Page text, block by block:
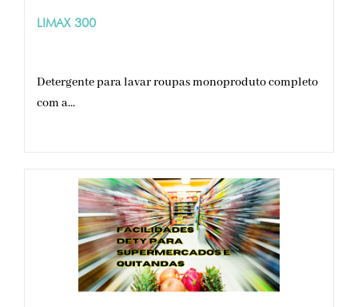
LIMAX 300
Detergente para lavar roupas monoproduto completo
com a...